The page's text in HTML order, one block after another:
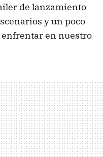
de lanzamiento
y un poco
enfrentar en nuestro